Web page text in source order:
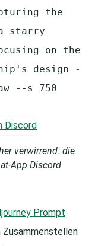
the
starry
on the
design -
--s 750
verwirrend: die
App Discord
Prompt
Zusammenstellen